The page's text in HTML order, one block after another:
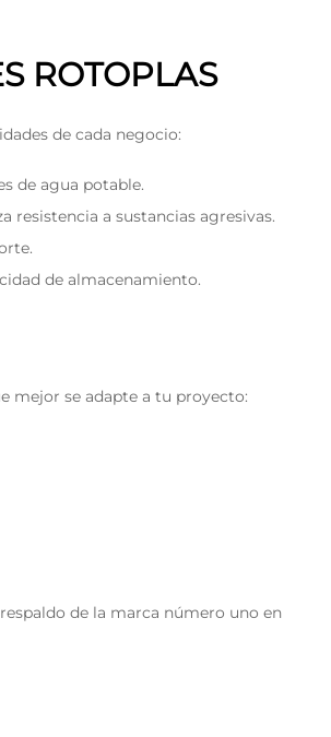
ROTOPLAS
de cada negocio:
de agua potable.
resistencia a sustancias agresivas.
de almacenamiento.
mejor se adapte a tu proyecto:
de la marca número uno en